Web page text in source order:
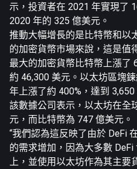
示，投資者在 2021 年實現了
2020 年的 325 億美元。
推動大幅增長的是比特幣和以
的加密貨幣市場來說，這是值
最大的加密貨幣比特幣上漲了
約 46,300 美元。以太坊區塊
年上漲了約 400%，達到 3,650
該數據公司表示，以太坊在全
元，而比特幣為 747 億美元。
“我們認為這反映了由於 DeFi
的需求增加，因為大多數
上，並使用以太坊作為其主要